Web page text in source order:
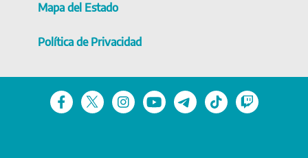
Mapa del Estado
Política de Privacidad